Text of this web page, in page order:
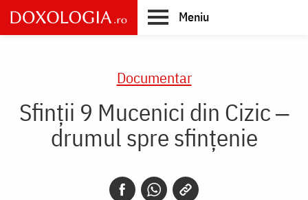
Skip
to
main
Meniu
Documentar
Sfinții 9 Mucenici din Cizic ‒
drumul spre sfințenie